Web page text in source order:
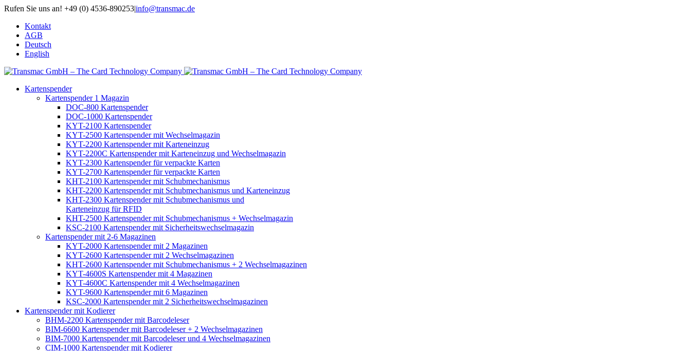
Rufen Sie uns an! +49 (0) 4536-890253|info@transmac.de
Kontakt
AGB
Deutsch
English
Kartenspender
Kartenspender 1 Magazin
DOC-800 Kartenspender
DOC-1000 Kartenspender
KYT-2100 Kartenspender
KYT-2500 Kartenspender mit Wechselmagazin
KYT-2200 Kartenspender mit Karteneinzug
KYT-2200C Kartenspender mit Karteneinzug und Wechselmagazin
KYT-2300 Kartenspender für verpackte Karten
KYT-2700 Kartenspender für verpackte Karten
KHT-2100 Kartenspender mit Schubmechanismus
KHT-2200 Kartenspender mit Schubmechanismus und Karteneinzug
KHT-2300 Kartenspender mit Schubmechanismus und
Karteneinzug für RFID
KHT-2500 Kartenspender mit Schubmechanismus + Wechselmagazin
KSC-2100 Kartenspender mit Sicherheitswechselmagazin
Kartenspender mit 2-6 Magazinen
KYT-2000 Kartenspender mit 2 Magazinen
KYT-2600 Kartenspender mit 2 Wechselmagazinen
KHT-2600 Kartenspender mit Schubmechanismus + 2 Wechselmagazinen
KYT-4600S Kartenspender mit 4 Magazinen
KYT-4600C Kartenspender mit 4 Wechselmagazinen
KYT-9600 Kartenspender mit 6 Magazinen
KSC-2000 Kartenspender mit 2 Sicherheitswechselmagazinen
Kartenspender mit Kodierer
BHM-2200 Kartenspender mit Barcodeleser
BIM-6600 Kartenspender mit Barcodeleser + 2 Wechselmagazinen
BIM-7000 Kartenspender mit Barcodeleser und 4 Wechselmagazinen
CIM-1000 Kartenspender mit Kodierer